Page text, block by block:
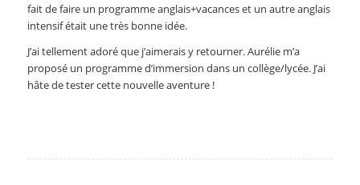
fait de faire un programme anglais+vacances et un autre anglais
intensif était une très bonne idée.
J’ai tellement adoré que j’aimerais y retourner. Aurélie m’a
proposé un programme d’immersion dans un collège/lycée. J’ai
hâte de tester cette nouvelle aventure !